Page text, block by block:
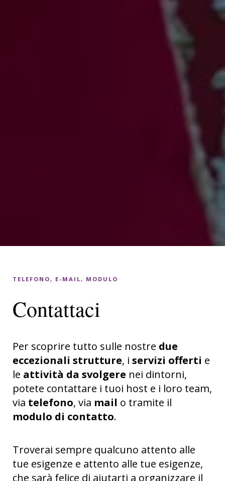
TELEFONO, E-MAIL, MODULO
Contattaci
Per scoprire tutto sulle nostre due
eccezionali strutture, i servizi offerti e
le attività da svolgere nei dintorni,
potete contattare i tuoi host e i loro team,
via telefono, via mail o tramite il
modulo di contatto.
Troverai sempre qualcuno attento alle
tue esigenze e attento alle tue esigenze,
che sarà felice di aiutarti a organizzare il